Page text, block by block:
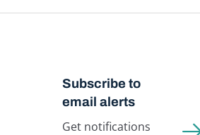
Subscribe to
email alerts
Get notifications